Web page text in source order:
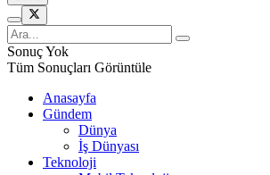
Sonuç Yok
Tüm Sonuçları Görüntüle
Anasayfa
Gündem
Dünya
İş Dünyası
Teknoloji